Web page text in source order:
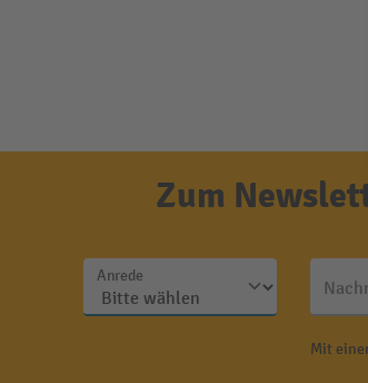
Zum
Anrede
Mit